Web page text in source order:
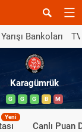
Bankoları
Karagümrük
G G G B M
Yeni
Canlı Puan